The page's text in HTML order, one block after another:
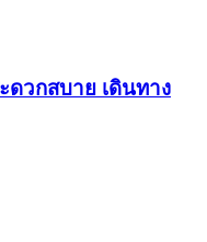
ดวกสบาย เดินทาง